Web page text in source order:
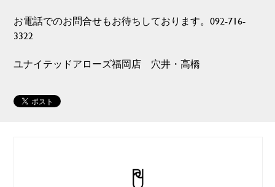
お電話でのお問合せもお待ちしております。092-716-
3322
ユナイテッドアローズ福岡店 穴井・高橋